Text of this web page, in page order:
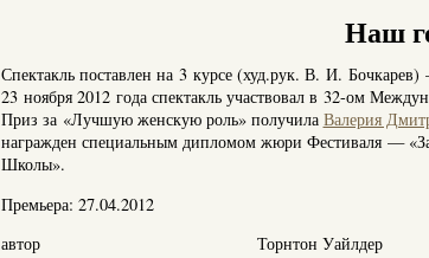
Наш
Спектакль поставлен на 3 курсе (худ.рук. В. И.
23 ноября 2012 года спектакль участвовал в 32-ом
Приз за «Лучшую женскую роль» получила Валерия
награжден специальным дипломом жюри Фестиваля —
Школы».
Премьера: 27.04.2012
автор
Торнтон Уайлдер